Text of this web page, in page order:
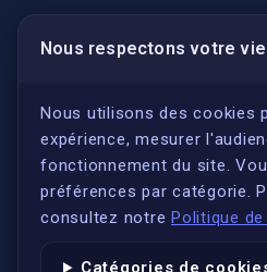
Nous respectons votre
Nous utilisons des cookies
expérience, mesurer
fonctionnement du site.
préférences par catégorie.
consultez notre Politique
Catégories de
LIENS UTILES
S'inscrire
Qui sommes-nous ?
Conformité
Annuaires des traducteurs